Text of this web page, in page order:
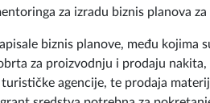
za izradu biznis planova
biznis planove, među kojima
za proizvodnju i prodaju
agencije, te prodaja